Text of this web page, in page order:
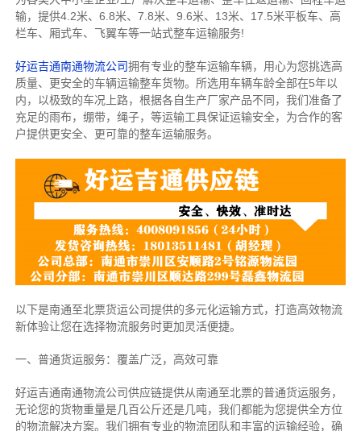
输， 提供4.2米、6.8米、7.8米、9.6米、13米、17.5米平板车、高
栏车、厢式车、飞翼车等一站式整车运输服务!
好运吉通南通物流公司拥有专业的整车运输车辆，用心为您挑选高
质量、更安全的车辆运输整车货物。所选用车辆车龄全部在5年以
内，以极致的车况上路，根据各自生产厂家产品不同，我们准备了
充足的雨布，绷带，绳子，等运输工具保证运输安全，为合作的客
户提供更安全、更可靠的整车运输服务。
以下是南通至北票货运公司提供的多元化运输方式，打造高效物流
新体验让您在选择物流服务时更加灵活便捷。
一、普通货运服务：覆盖广泛，高效可靠
好运吉通南通物流公司供应链提供从南通至北票的普通货运服务，
无论您的货物重量是几百公斤还是几吨，我们都能为您提供全方位
的物流解决方案。我们拥有专业的物流团队和丰富的运输经验，确